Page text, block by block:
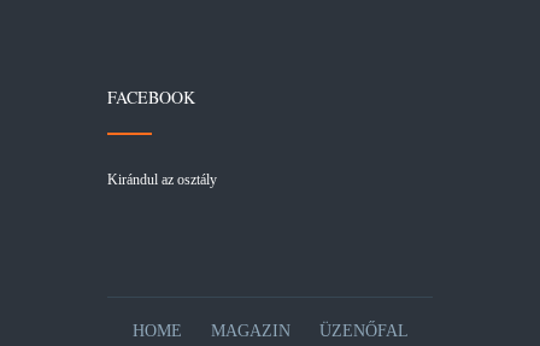
FACEBOOK
Kirándul az osztály
HOME MAGAZIN ÜZENŐFAL